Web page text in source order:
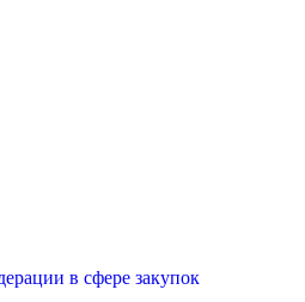
в сфере закупок